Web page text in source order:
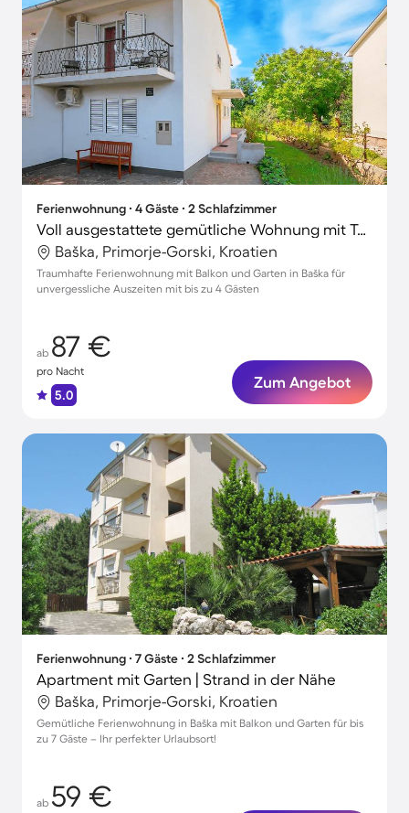
Ferienwohnung ∙ 4 Gäste ∙ 2 Schlafzimmer
Voll ausgestattete gemütliche Wohnung mit Terrasse und Garten | Stadtblick | Nah am Strand
Baška, Primorje-Gorski, Kroatien
Traumhafte Ferienwohnung mit Balkon und Garten in Baška für
unvergessliche Auszeiten mit bis zu 4 Gästen
ab 87 €
pro Nacht
5.0
Zum Angebot
Ferienwohnung ∙ 7 Gäste ∙ 2 Schlafzimmer
Apartment mit Garten | Strand in der Nähe
Baška, Primorje-Gorski, Kroatien
Gemütliche Ferienwohnung in Baška mit Balkon und Garten für bis
zu 7 Gäste – Ihr perfekter Urlaubsort!
ab 59 €